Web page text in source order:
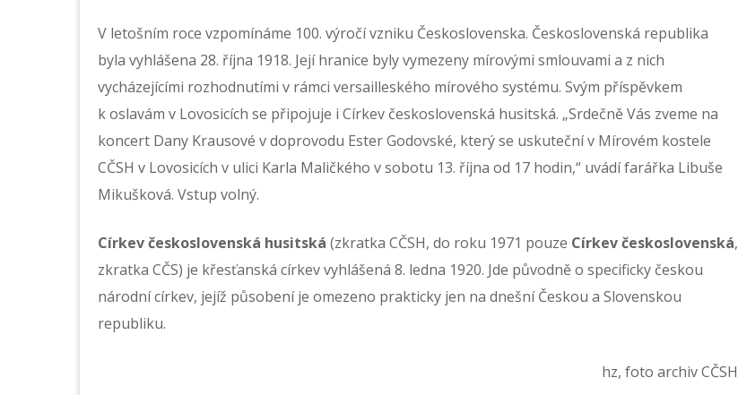
V letošním roce vzpomínáme 100. výročí vzniku Československa. Československá republika
byla vyhlášena 28. října 1918. Její hranice byly vymezeny mírovými smlouvami a z nich
vycházejícími rozhodnutími v rámci versailleského mírového systému. Svým příspěvkem
k oslavám v Lovosicích se připojuje i Církev československá husitská. „Srdečně Vás zveme na
koncert Dany Krausové v doprovodu Ester Godovské, který se uskuteční v Mírovém kostele
CČSH v Lovosicích v ulici Karla Maličkého v sobotu 13. října od 17 hodin,“ uvádí farářka Libuše
Mikušková. Vstup volný.
Církev československá husitská (zkratka CČSH, do roku 1971 pouze Církev československá,
zkratka CČS) je křesťanská církev vyhlášená 8. ledna 1920. Jde původně o specificky českou
národní církev, jejíž působení je omezeno prakticky jen na dnešní Českou a Slovenskou
republiku.
hz, foto archiv CČSH